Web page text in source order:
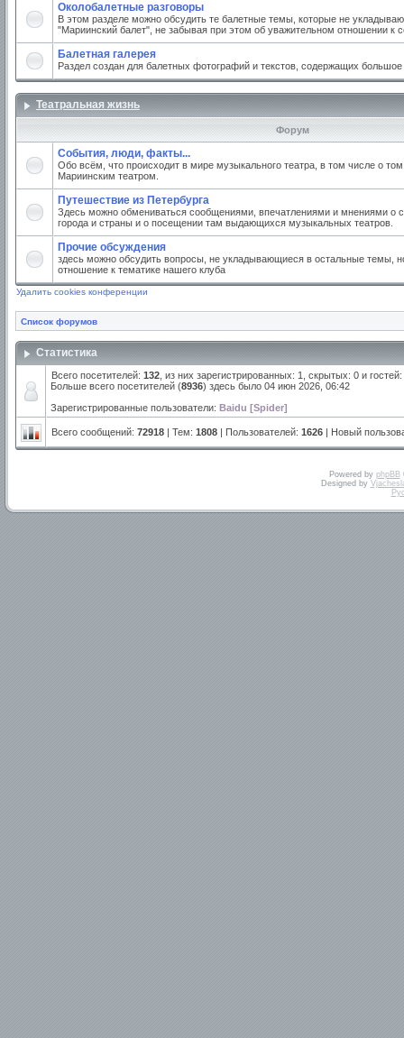
Околобалетные разговоры
В этом разделе можно обсудить те балетные темы, которые не
"Мариинский балет", не забывая при этом об уважительном отношении к
Балетная галерея
Раздел создан для балетных фотографий и текстов, содержащих
Театральная жизнь
Форум
События, люди, факты...
Обо всём, что происходит в мире музыкального театра, в том числе о
Мариинским театром.
Путешествие из Петербурга
Здесь можно обмениваться сообщениями, впечатлениями и мнениями о
города и страны и о посещении там выдающихся музыкальных театров.
Прочие обсуждения
здесь можно обсудить вопросы, не укладывающиеся в остальные темы,
отношение к тематике нашего клуба
Удалить cookies конференции
Список форумов
Статистика
Всего посетителей: 132 , из них зарегистрированных: 1, скрытых: 0 и
Больше всего посетителей (8936) здесь было 04 июн 2026, 06:42
Зарегистрированные пользователи: Baidu [Spider]
Всего сообщений: 72918 | Тем: 1808 | Пользователей: 1626 | Новый
Powered by phpBB
Designed by